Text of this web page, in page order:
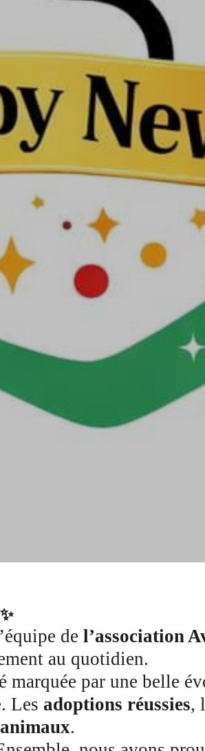
de l’association
au quotidien.
marquée par une
Les adoptions réussies,
.